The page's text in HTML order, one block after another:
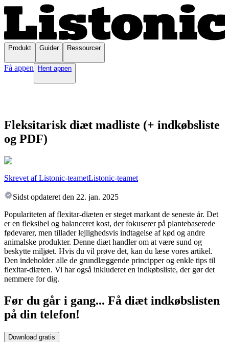
Produkt Guider Ressourcer
Få appen Hent appen
Fleksitarisk diæt madliste (+ indkøbsliste
og PDF)
Skrevet af Listonic-teametListonic-teamet
Sidst opdateret den 22. jan. 2025
Populariteten af flexitar-diæten er steget markant de seneste år. Det
er en fleksibel og balanceret kost, der fokuserer på plantebaserede
fødevarer, men tillader lejlighedsvis indtagelse af kød og andre
animalske produkter. Denne diæt handler om at være sund og
beskytte miljøet. Hvis du vil prøve det, kan du læse vores artikel.
Den indeholder alle de grundlæggende principper og enkle tips til
flexitar-diæten. Vi har også inkluderet en indkøbsliste, der gør det
nemmere for dig.
Før du går i gang... Få diæt indkøbslisten
på din telefon!
Download gratis